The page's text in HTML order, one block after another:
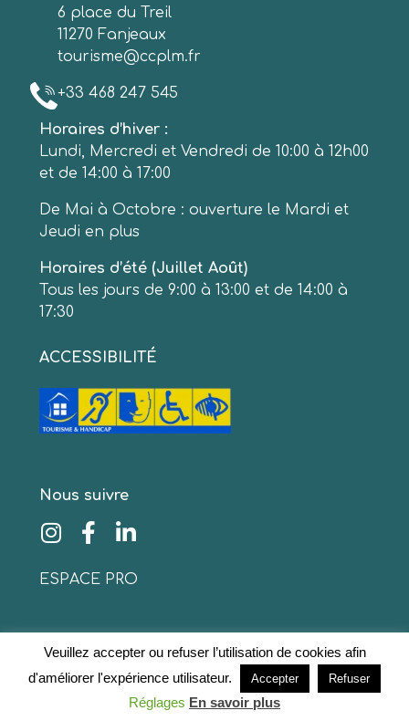
6 place du Treil
11270 Fanjeaux
tourisme@ccplm.fr
+33 468 247 545
Horaires d’hiver :
Lundi, Mercredi et Vendredi de 10:00 à 12h00
et de 14:00 à 17:00
De Mai à Octobre : ouverture le Mardi et
Jeudi en plus
Horaires d’été (Juillet Août)
Tous les jours de 9:00 à 13:00 et de 14:00 à
17:30
ACCESSIBILITÉ
Nous suivre
ESPACE PRO
© 2020 www.collinescathares.com Tous droits
réservésMentions légales–Protection des données
Veuillez accepter ou refuser l’utilisation de cookies afin
d'améliorer l'expérience utilisateur.
Accepter Refuser
Réglages En savoir plus